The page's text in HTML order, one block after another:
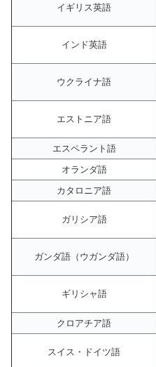
イギリス英語
インド英語
ウクライナ語
エストニア語
エスペラント語
オランダ語
カタロニア語
ガリシア語
ガンダ語（ウガンダ語）
ギリシャ語
クロアチア語
スイス・ドイツ語